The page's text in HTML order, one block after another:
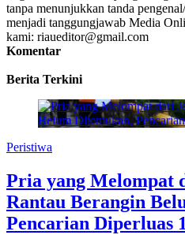
tanpa menunjukkan tanda
menjadi tanggungjawab Media
kami: riaueditor@gmail.com
Komentar
Berita Terkini
Peristiwa
Pria yang Melompat
Rantau Berangin
Pencarian Diperluas